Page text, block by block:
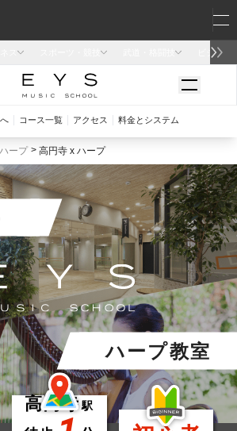
ハープ 高円寺 x ハープ
ハープ教室
高円寺駅